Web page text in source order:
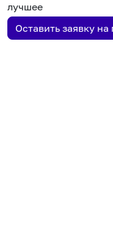
лучшее
Оставить заявку